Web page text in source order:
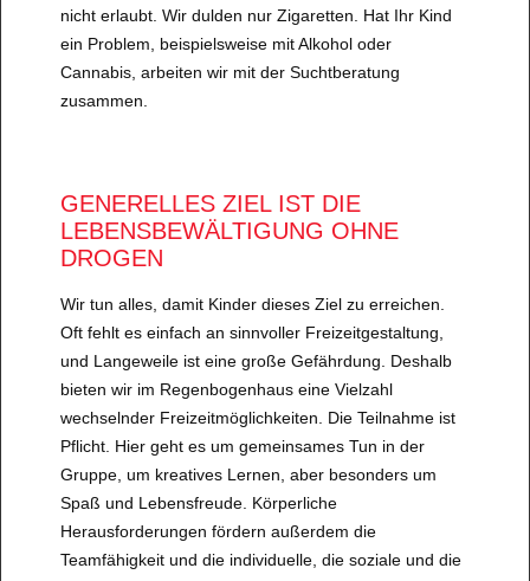
nicht erlaubt. Wir dulden nur Zigaretten. Hat Ihr Kind
ein Problem, beispielsweise mit Alkohol oder
Cannabis, arbeiten wir mit der Suchtberatung
zusammen.
GENERELLES ZIEL IST DIE
LEBENSBEWÄLTIGUNG OHNE
DROGEN
Wir tun alles, damit Kinder dieses Ziel zu erreichen.
Oft fehlt es einfach an sinnvoller Freizeitgestaltung,
und Langeweile ist eine große Gefährdung. Deshalb
bieten wir im Regenbogenhaus eine Vielzahl
wechselnder Freizeitmöglichkeiten. Die Teilnahme ist
Pflicht. Hier geht es um gemeinsames Tun in der
Gruppe, um kreatives Lernen, aber besonders um
Spaß und Lebensfreude. Körperliche
Herausforderungen fördern außerdem die
Teamfähigkeit und die individuelle, die soziale und die